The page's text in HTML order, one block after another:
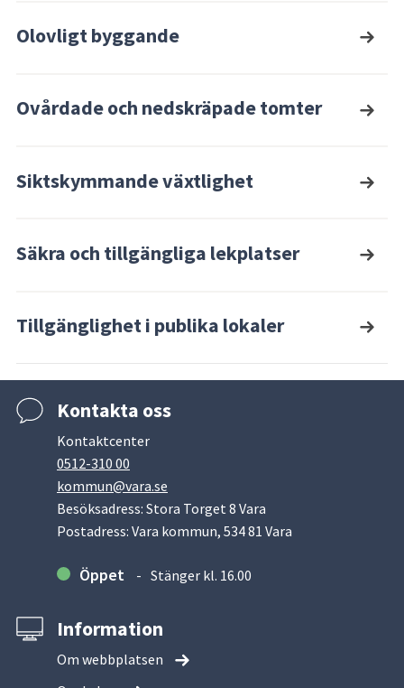
Olovligt byggande
Ovårdade och nedskräpade tomter
Siktskymmande växtlighet
Säkra och tillgängliga lekplatser
Tillgänglighet i publika lokaler
Kontakta oss
Kontaktcenter
0512-310 00
kommun@vara.se
Besöksadress: Stora Torget 8 Vara
Postadress: Vara kommun, 534 81 Vara
Öppet Stänger kl. 16.00
Information
Om webbplatsen